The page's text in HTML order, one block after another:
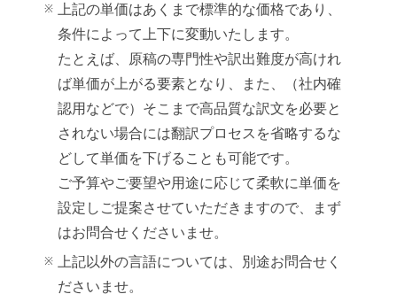
上記の単価はあくまで標準的な価格であり、
条件によって上下に変動いたします。
たとえば、原稿の専門性や訳出難度が高けれ
ば単価が上がる要素となり、また、（社内確
認用などで）そこまで高品質な訳文を必要と
されない場合には翻訳プロセスを省略するな
どして単価を下げることも可能です。
ご予算やご要望や用途に応じて柔軟に単価を
設定しご提案させていただきますので、まず
はお問合せくださいませ。
上記以外の言語については、別途お問合せく
ださいませ。